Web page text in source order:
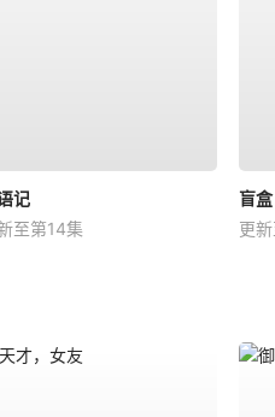
记
至第14集
盲盒
更